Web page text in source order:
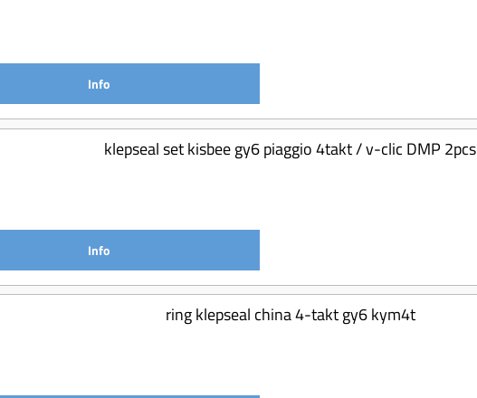
Info
klepseal set kisbee gy6 piaggio 4takt / v-clic DMP 2pcs
Info
ring klepseal china 4-takt gy6 kym4t